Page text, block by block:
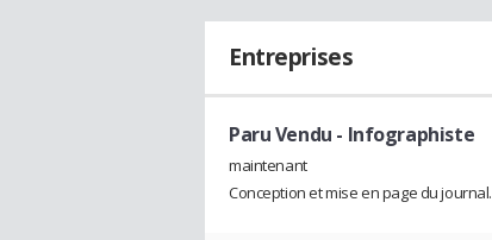
Entreprises
Paru Vendu - Infographiste
maintenant
Conception et mise en page du journal.